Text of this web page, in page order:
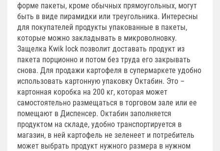
форме пакеты, кроме обычных прямоугольных, могут
быть в виде пирамидки или треугольника. Интересны
для покупателей продукты упакованные в пакеты,
которые можно закладывать в микроволновку.
Защелка Kwik lock позволит доставать продукт из
пакета порционно и потом без труда его закрывать
снова. Для продажи картофеля в супермаркете удобно
использовать картонную упаковку Октабин. Это –
картонная коробка на 200 кг, которая может
самостоятельно размещаться в торговом зале или ее
помещают в Диспенсер. Октабин заполняется
продуктом на складе, удобно транспортируется в
магазин, в ней картофель не зеленеет и потребитель
может выбрать продукт нужного размера в нужном